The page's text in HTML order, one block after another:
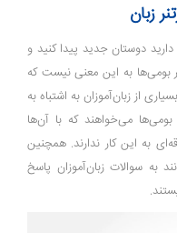
دوستان جدید پیدا کنید و
بومی‌ها به این معنی نیست که
از زبان‌آموزان به اشتباه به
می‌خواهند که با آن‌ها
به این کار ندارند. همچنین
به سوالات زبان‌آموزان پاسخ